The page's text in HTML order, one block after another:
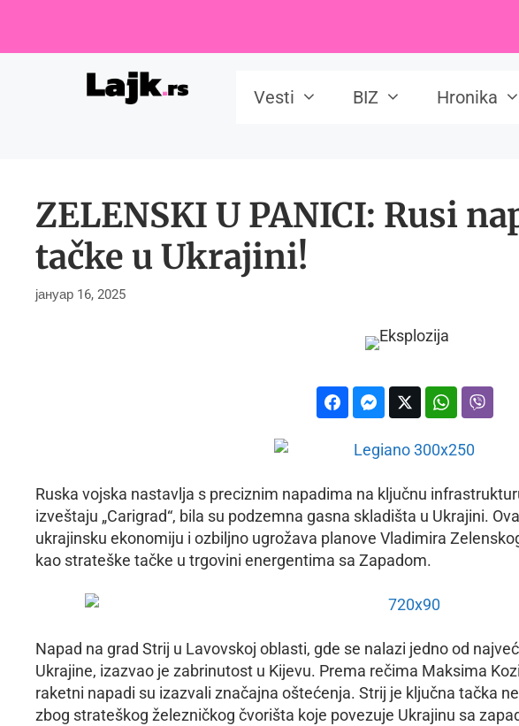
content
Vesti BIZ Hronika
ZELENSKI U PANICI: Rusi
tačke u Ukrajini!
јануар 16, 2025
Ruska vojska nastavlja s preciznim napadima na ključnu
izveštaju „Carigrad“, bila su podzemna gasna skladišta u Ukrajini.
ukrajinsku ekonomiju i ozbiljno ugrožava planove Vladimira
kao strateške tačke u trgovini energentima sa Zapadom.
Napad na grad Strij u Lavovskoj oblasti, gde se nalazi jedno od
Ukrajine, izazvao je zabrinutost u Kijevu. Prema rečima Maksima
raketni napadi su izazvali značajna oštećenja. Strij je ključna tačka
zbog strateškog železničkog čvorišta koje povezuje Ukrajinu sa